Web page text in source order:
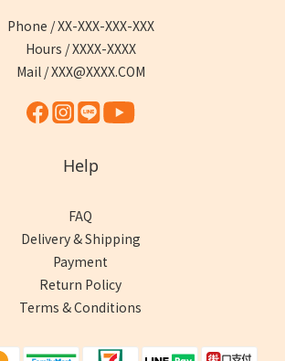
Phone / XX-XXX-XXX-XXX
Hours / XXXX-XXXX
Mail / XXX@XXXX.COM
Help
FAQ
Delivery & Shipping
Payment
Return Policy
Terms & Conditions